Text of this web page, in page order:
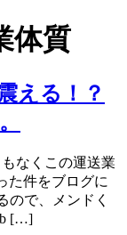
体質
える！？
なくこの運送業
た件をブログに
ので、メンドく
[…]